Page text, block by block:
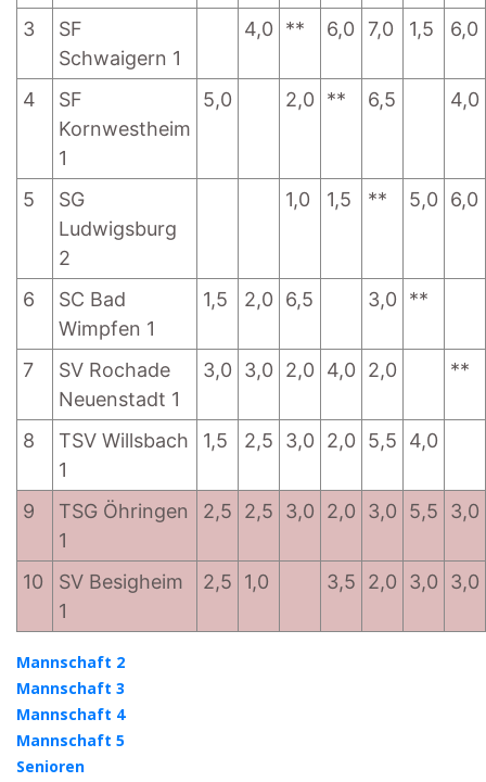
3
SF
Schwaigern 1
4,0 ** 6,0 7,0 1,5 6,0
4
SF
Kornwestheim
1
5,0 2,0 ** 6,5 4,0
5
SG
Ludwigsburg
2
1,0 1,5 ** 5,0 6,0
6
SC Bad
Wimpfen 1
1,5 2,0 6,5 3,0 **
7
SV Rochade
Neuenstadt 1
3,0 3,0 2,0 4,0 2,0 **
8
TSV Willsbach
1
1,5 2,5 3,0 2,0 5,5 4,0
9
TSG Öhringen
1
2,5 2,5 3,0 2,0 3,0 5,5 3,0
10
SV Besigheim
1
2,5 1,0 3,5 2,0 3,0 3,0
Mannschaft 2
Mannschaft 3
Mannschaft 4
Mannschaft 5
Senioren